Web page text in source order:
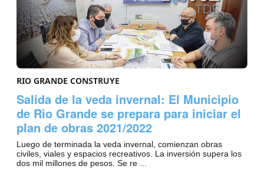
RIO GRANDE CONSTRUYE
Salida de la veda invernal: El Municipio
de Rio Grande se prepara para iniciar el
plan de obras 2021/2022
Luego de terminada la veda invernal, comienzan obras
civiles, viales y espacios recreativos. La inversión supera los
dos mil millones de pesos. Se re ...